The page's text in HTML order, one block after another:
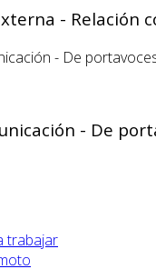
- Relación
- De